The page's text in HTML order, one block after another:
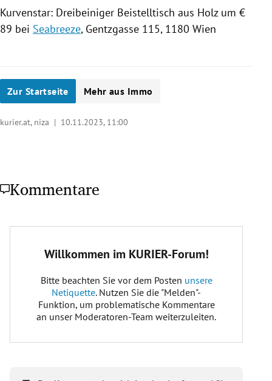
Kurvenstar: Dreibeiniger Beistelltisch aus Holz um €
89 bei Seabreeze, Gentzgasse 115, 1180 Wien
Zur Startseite Mehr aus Immo
kurier.at, niza | 10.11.2023, 11:00
Kommentare